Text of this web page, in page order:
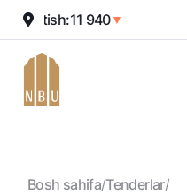
Shaxsiy kabinet
Sotish:11 940▼
Bosh sahifa/Tenderlar/